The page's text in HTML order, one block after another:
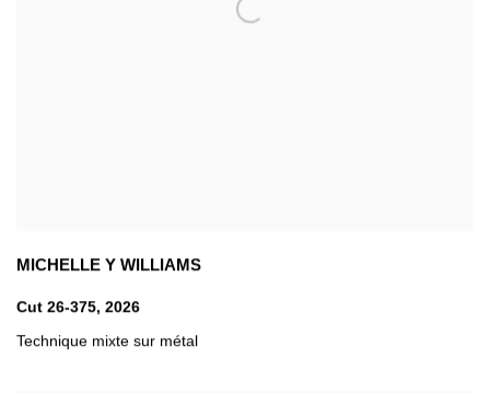
MICHELLE Y WILLIAMS
Cut 26-375, 2026
Technique mixte sur métal